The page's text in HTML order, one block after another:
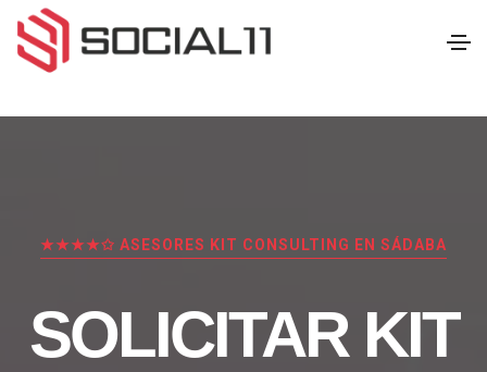
★★★★✩ ASESORES KIT CONSULTING EN SÁDABA
SOLICITAR KIT